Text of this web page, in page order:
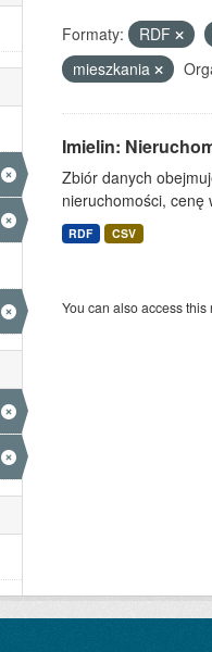
Formaty: RDF
mieszkania
Imielin:
Zbiór danych
nieruchomości, cenę
RDF CSV
You can also access